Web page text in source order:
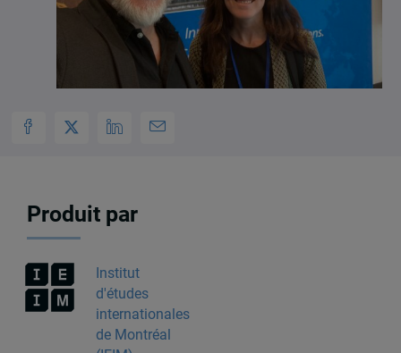
Produit par
Institut
d'études
internationales
de Montréal